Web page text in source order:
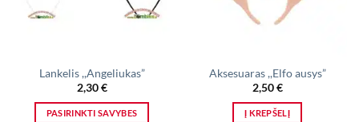
Lankelis ,,Angeliukas”
2,30€
PASIRINKTI SAVYBES
Aksesuaras ,,Elfo ausys”
2,50€
Į KREPŠELĮ